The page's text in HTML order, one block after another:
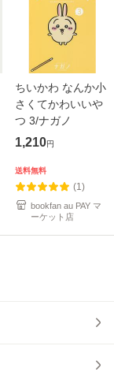
ちいかわ なんか小
さくてかわいいや
つ 3/ナガノ
1,210円
送料無料
(1)
bookfan au PAY マ
ーケット店